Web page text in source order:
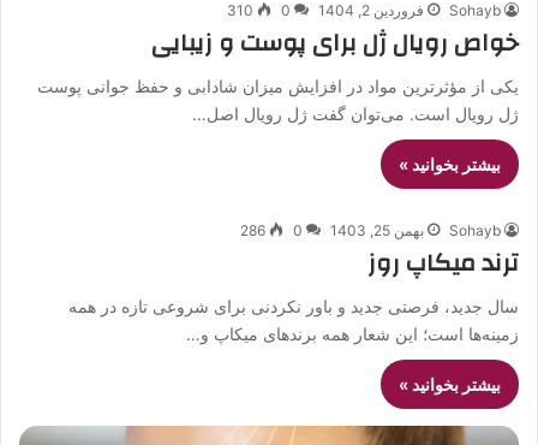
Sohayb فروردین 2, 1404 0
310
خواص رویال ژل برای پوست و زیبایی
یکی از مؤثرترین مواد در افزایش میزان شادابی و حفظ جوانی پوست
ژل رویال است. می‌توان گفت ژل رویال اصل…
بیشتر بخوانید »
Sohayb بهمن 25, 1403 0
286
ترند میکاپ روز
سال جدید، فرصتی جدید و باور نکردنی برای شروعی تازه در همه
زمینه‌ها است؛ این شعار همه برندهای میکاپ و…
بیشتر بخوانید »